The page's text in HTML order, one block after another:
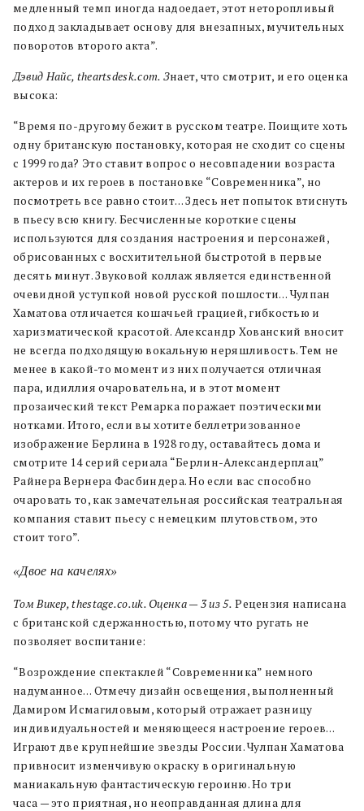
медленный темп иногда надоедает, этот неторопливый
подход закладывает основу для внезапных, мучительных
поворотов второго акта”.
Дэвид Найс, theartsdesk.com. Знает, что смотрит, и его оценка
высока:
“Время по-другому бежит в русском театре. Поищите хоть
одну британскую постановку, которая не сходит со сцены
с 1999 года? Это ставит вопрос о несовпадении возраста
актеров и их героев в постановке “Современника”, но
посмотреть все равно стоит… Здесь нет попыток втиснуть
в пьесу всю книгу. Бесчисленные короткие сцены
используются для создания настроения и персонажей,
обрисованных с восхитительной быстротой в первые
десять минут. Звуковой коллаж является единственной
очевидной уступкой новой русской пошлости… Чулпан
Хаматова отличается кошачьей грацией, гибкостью и
харизматической красотой. Александр Хованский вносит
не всегда подходящую вокальную неряшливость. Тем не
менее в какой-то момент из них получается отличная
пара, идиллия очаровательна, и в этот момент
прозаический текст Ремарка поражает поэтическими
нотками. Итого, если вы хотите беллетризованное
изображение Берлина в 1928 году, оставайтесь дома и
смотрите 14 серий сериала “Берлин-Александерплац”
Райнера Вернера Фасбиндера. Но если вас способно
очаровать то, как замечательная российская театральная
компания ставит пьесу с немецким плутовством, это
стоит того”.
«Двое на качелях»
Том Викер, thestage.co.uk. Оценка — 3 из 5. Рецензия написана
с британской сдержанностью, потому что ругать не
позволяет воспитание:
“Возрождение спектаклей “Современника” немного
надуманное… Отмечу дизайн освещения, выполненный
Дамиром Исмагиловым, который отражает разницу
индивидуальностей и меняющееся настроение героев…
Играют две крупнейшие звезды России. Чулпан Хаматова
привносит изменчивую окраску в оригинальную
маниакальную фантастическую героиню. Но три
часа — это приятная, но неоправданная длина для